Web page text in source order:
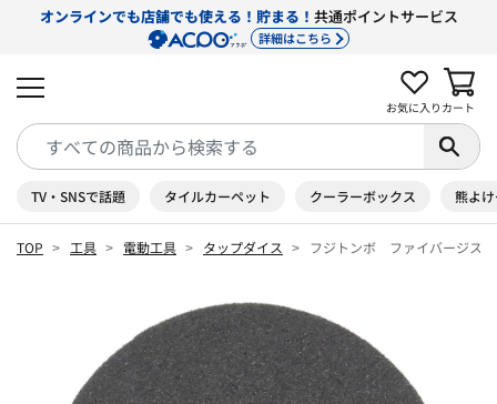
オンラインでも店舗でも使える！貯まる！ 共通ポイントサービス
詳細はこちら
お気に入り カート
TV・SNSで話題 タイルカーペット クーラーボックス 熊よ
TOP 工具 電動工具 タップダイス フジトンボ ファイバージス